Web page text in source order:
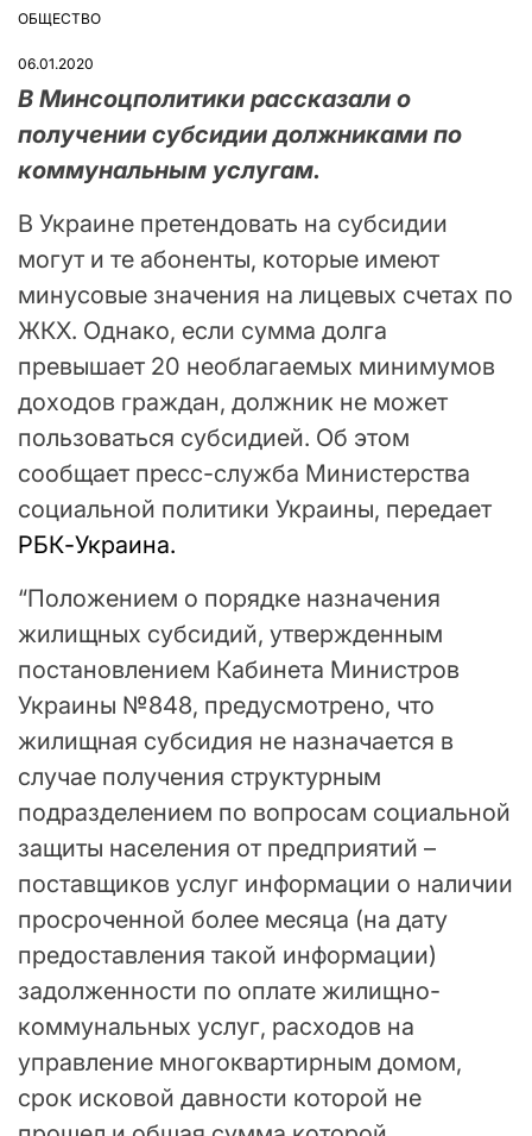
ОПУБЛІКУВАТИ
ОБЩЕСТВО
06.01.2020
В Минсоцполитики рассказали о
получении субсидии должниками по
коммунальным услугам.
В Украине претендовать на субсидии
могут и те абоненты, которые имеют
минусовые значения на лицевых счетах по
ЖКХ. Однако, если сумма долга
превышает 20 необлагаемых минимумов
доходов граждан, должник не может
пользоваться субсидией. Об этом
сообщает пресс-служба Министерства
социальной политики Украины, передает
РБК-Украина.
“Положением о порядке назначения
жилищных субсидий, утвержденным
постановлением Кабинета Министров
Украины №848, предусмотрено, что
жилищная субсидия не назначается в
случае получения структурным
подразделением по вопросам социальной
защиты населения от предприятий –
поставщиков услуг информации о наличии
просроченной более месяца (на дату
предоставления такой информации)
задолженности по оплате жилищно-
коммунальных услуг, расходов на
управление многоквартирным домом,
срок исковой давности которой не